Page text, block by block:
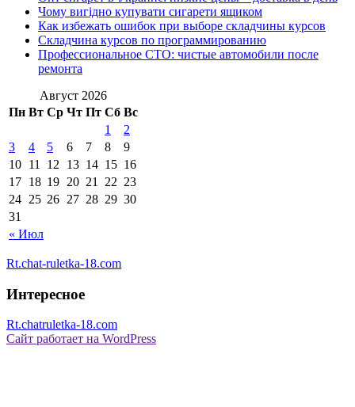
Чому вигідно купувати сигарети ящиком
Как избежать ошибок при выборе складчины курсов
Складчина курсов по программированию
Профессиональное СТО: чистые автомобили после
ремонта
Август 2026
Пн Вт Ср Чт Пт Сб Вс
« Июл
1
2
3
4 5 6 7 8
9
10 11 12 13 14 15 16
17 18 19 20 21 22 23
24 25 26 27 28 29 30
31
Rt.chat-ruletka-18.com
Интересное
Rt.chatruletka-18.com
Сайт работает на WordPress